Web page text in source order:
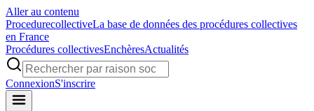
Aller au contenu
ProcedurecollectiveLa base de données des procédures collectives
en France
Procédures collectivesEnchèresActualités
ConnexionS'inscrire